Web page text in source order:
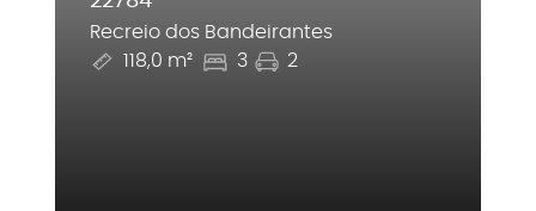
Recreio dos Bandeirantes
118,0 m²
3 2